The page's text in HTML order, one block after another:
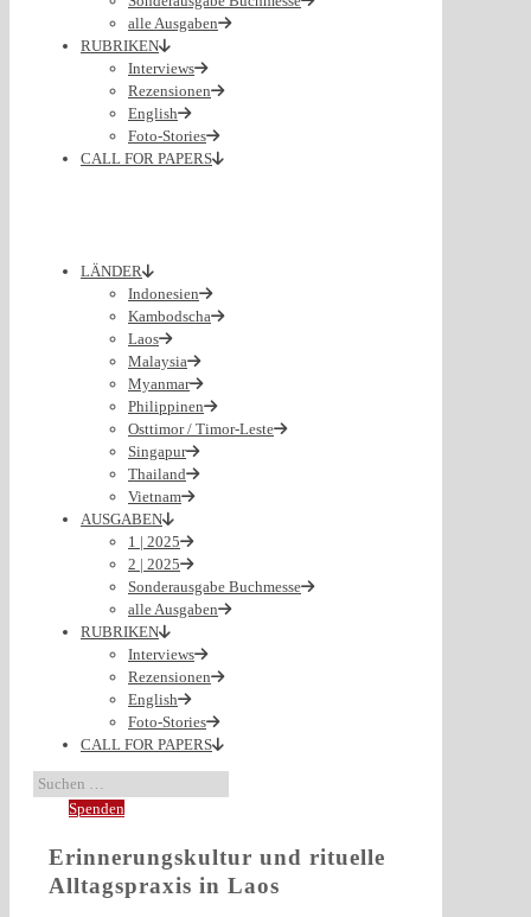
alle Ausgaben
RUBRIKEN
Interviews
Rezensionen
English
Foto-Stories
CALL FOR PAPERS
LÄNDER
Indonesien
Kambodscha
Laos
Malaysia
Myanmar
Philippinen
Osttimor / Timor-Leste
Singapur
Thailand
Vietnam
AUSGABEN
1 | 2025
2 | 2025
Sonderausgabe Buchmesse
alle Ausgaben
RUBRIKEN
Interviews
Rezensionen
English
Foto-Stories
CALL FOR PAPERS
Spenden
Erinnerungskultur und rituelle
Alltagspraxis in Laos